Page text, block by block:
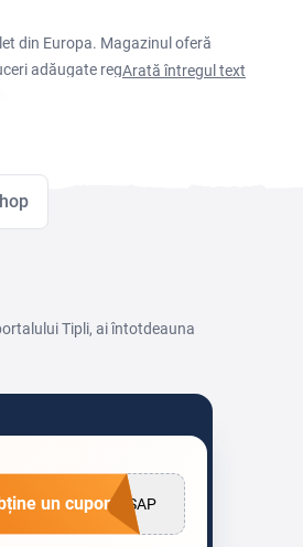
din Europa. Magazinul oferă
adăugate regulat.
aplicând în coșul de
Arată întregul text
Tipli, ai întotdeauna
SAP
un cupon